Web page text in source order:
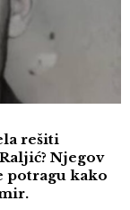
rešiti
Njegov
potragu kako